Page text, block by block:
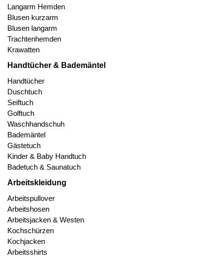
Langarm Hemden
Blusen kurzarm
Blusen langarm
Trachtenhemden
Krawatten
Handtücher & Bademäntel
Handtücher
Duschtuch
Seiftuch
Golftuch
Waschhandschuh
Bademäntel
Gästetuch
Kinder & Baby Handtuch
Badetuch & Saunatuch
Arbeitskleidung
Arbeitspullover
Arbeitshosen
Arbeitsjacken & Westen
Kochschürzen
Kochjacken
Arbeitsshirts